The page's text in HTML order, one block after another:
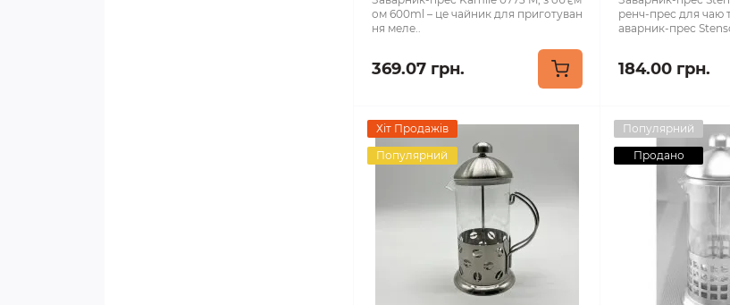
ом 600ml – це чайник для приготуван
ня меле..
369.07 грн.
ренч-прес для чаю
аварник-прес
184.00 грн.
Хіт Продажів
Популярний
Популярний
Продано